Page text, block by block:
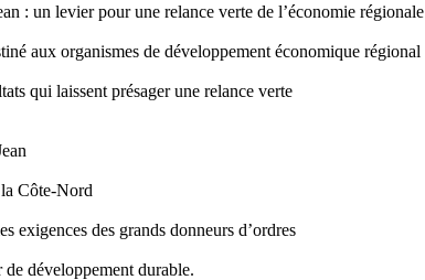
: un levier pour une relance verte de l’économie régionale
aux organismes de développement économique régional
qui laissent présager une relance verte
Côte-Nord
exigences des grands donneurs d’ordres
développement durable.